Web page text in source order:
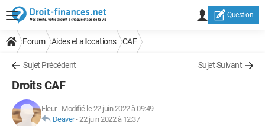
Question
Forum Aides et allocations CAF
Sujet Précédent Sujet Suivant
Droits CAF
Fleur- Modifié le 22 juin 2022 à 09:49
Deaver-22 juin 2022 à 12:37